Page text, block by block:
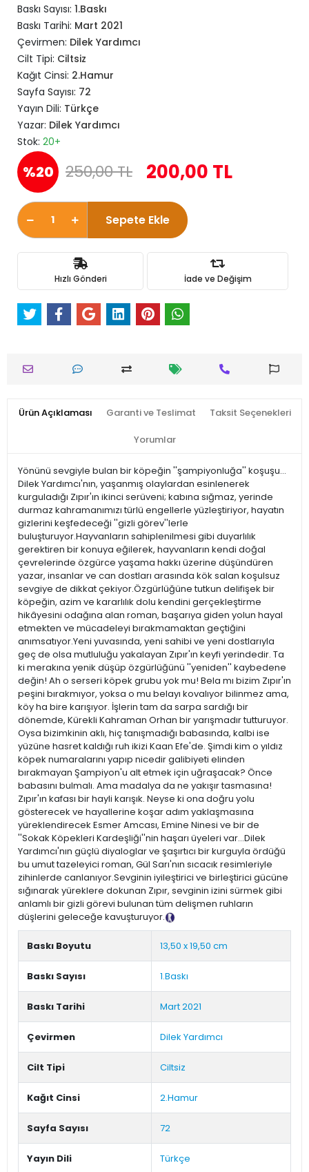
Baskı Sayısı: 1.Baskı
Baskı Tarihi: Mart 2021
Çevirmen: Dilek Yardımcı
Cilt Tipi: Ciltsiz
Kağıt Cinsi: 2.Hamur
Sayfa Sayısı: 72
Yayın Dili: Türkçe
Yazar: Dilek Yardımcı
Stok: 20+
%20 250,00 TL 200,00 TL
Sepete Ekle
Hızlı Gönderi İade ve Değişim
Ürün Açıklaması Garanti ve Teslimat Taksit Seçenekleri
Yorumlar
Yönünü sevgiyle bulan bir köpeğin ''şampiyonluğa'' koşuşu…
Dilek Yardımcı'nın, yaşanmış olaylardan esinlenerek
kurguladığı Zıpır'ın ikinci serüveni; kabına sığmaz, yerinde
durmaz kahramanımızı türlü engellerle yüzleştiriyor, hayatın
gizlerini keşfedeceği ''gizli görev''lerle
buluşturuyor.Hayvanların sahiplenilmesi gibi duyarlılık
gerektiren bir konuya eğilerek, hayvanların kendi doğal
çevrelerinde özgürce yaşama hakkı üzerine düşündüren
yazar, insanlar ve can dostları arasında kök salan koşulsuz
sevgiye de dikkat çekiyor.Özgürlüğüne tutkun delifişek bir
köpeğin, azim ve kararlılık dolu kendini gerçekleştirme
hikâyesini odağına alan roman, başarıya giden yolun hayal
etmekten ve mücadeleyi bırakmamaktan geçtiğini
anımsatıyor.Yeni yuvasında, yeni sahibi ve yeni dostlarıyla
geç de olsa mutluluğu yakalayan Zıpır'ın keyfi yerindedir. Ta
ki merakına yenik düşüp özgürlüğünü ''yeniden'' kaybedene
değin! Ah o serseri köpek grubu yok mu! Bela mı bizim Zıpır'ın
peşini bırakmıyor, yoksa o mu belayı kovalıyor bilinmez ama,
köy ha bire karışıyor. İşlerin tam da sarpa sardığı bir
dönemde, Kürekli Kahraman Orhan bir yarışmadır tutturuyor.
Oysa bizimkinin aklı, hiç tanışmadığı babasında, kalbi ise
yüzüne hasret kaldığı ruh ikizi Kaan Efe'de. Şimdi kim o yıldız
köpek numaralarını yapıp nicedir galibiyeti elinden
bırakmayan Şampiyon'u alt etmek için uğraşacak? Önce
babasını bulmalı. Ama madalya da ne yakışır tasmasına!
Zıpır'ın kafası bir hayli karışık. Neyse ki ona doğru yolu
gösterecek ve hayallerine koşar adım yaklaşmasına
yüreklendirecek Esmer Amcası, Emine Ninesi ve bir de
''Sokak Köpekleri Kardeşliği''nin haşarı üyeleri var...Dilek
Yardımcı'nın güçlü diyaloglar ve şaşırtıcı bir kurguyla ördüğü
bu umut tazeleyici roman, Gül Sarı'nın sıcacık resimleriyle
zihinlerde canlanıyor.Sevginin iyileştirici ve birleştirici gücüne
sığınarak yüreklere dokunan Zıpır, sevginin izini sürmek gibi
anlamlı bir gizli görevi bulunan tüm delişmen ruhların
düşlerini geleceğe kavuşturuyor.
Baskı Boyutu 13,50 x 19,50 cm
Baskı Sayısı 1.Baskı
Baskı Tarihi Mart 2021
Çevirmen Dilek Yardımcı
Cilt Tipi Ciltsiz
Kağıt Cinsi 2.Hamur
Sayfa Sayısı 72
Yayın Dili Türkçe